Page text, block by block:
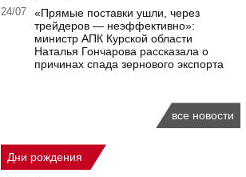
24/07
«Прямые поставки ушли, через
трейдеров — неэффективно»:
министр АПК Курской области
Наталья Гончарова рассказала о
причинах спада зернового экспорта
все новости
Дни рождения